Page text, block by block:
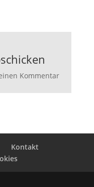
Kommentar
Kontakt